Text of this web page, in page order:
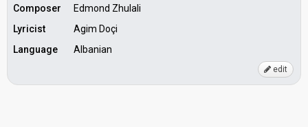
Composer
Edmond Zhulali
Lyricist
Agim Doçi
Language
Albanian
edit